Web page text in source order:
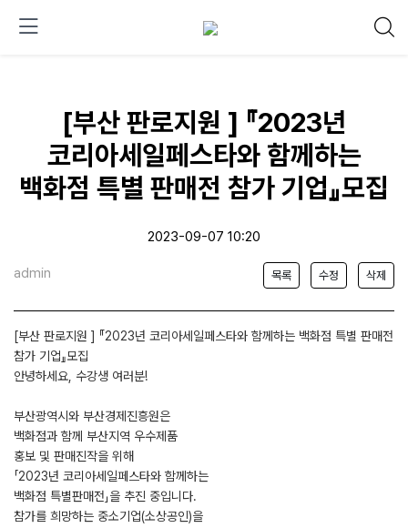
[부산 판로지원 ] 『2023년
코리아세일페스타와 함께하는
백화점 특별 판매전 참가 기업』모집
2023-09-07 10:20
admin 목록 수정 삭제
[부산 판로지원 ] 『2023년 코리아세일페스타와 함께하는 백화점 특별 판매전
참가 기업』모집
안녕하세요, 수강생 여러분!
부산광역시와 부산경제진흥원은
백화점과 함께 부산지역 우수제품
홍보 및 판매진작을 위해
「2023년 코리아세일페스타와 함께하는
백화점 특별판매전」을 추진 중입니다.
참가를 희망하는 중소기업(소상공인)을